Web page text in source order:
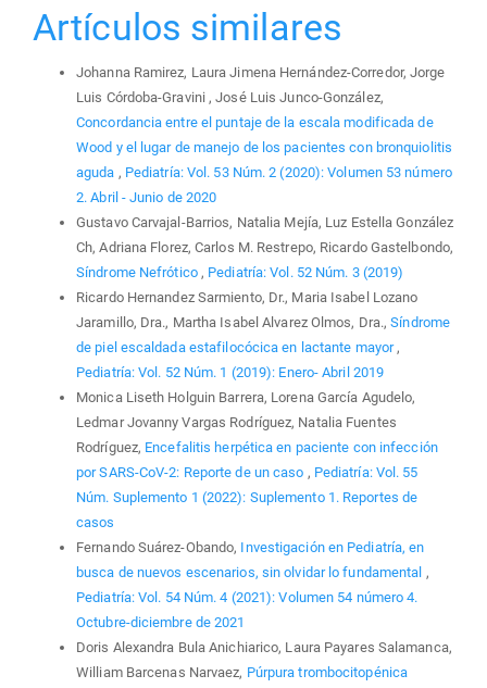
Artículos similares
Johanna Ramirez, Laura Jimena Hernández-Corredor, Jorge
Luis Córdoba-Gravini , José Luis Junco-González,
Concordancia entre el puntaje de la escala modificada de
Wood y el lugar de manejo de los pacientes con bronquiolitis
aguda , Pediatría: Vol. 53 Núm. 2 (2020): Volumen 53 número
2. Abril - Junio de 2020
Gustavo Carvajal-Barrios, Natalia Mejía, Luz Estella González
Ch, Adriana Florez, Carlos M. Restrepo, Ricardo Gastelbondo,
Síndrome Nefrótico , Pediatría: Vol. 52 Núm. 3 (2019)
Ricardo Hernandez Sarmiento, Dr., Maria Isabel Lozano
Jaramillo, Dra., Martha Isabel Alvarez Olmos, Dra.,Síndrome
de piel escaldada estafilocócica en lactante mayor,
Pediatría: Vol. 52 Núm. 1 (2019): Enero- Abril 2019
Monica Liseth Holguin Barrera, Lorena García Agudelo,
Ledmar Jovanny Vargas Rodríguez, Natalia Fuentes
Rodríguez, Encefalitis herpética en paciente con infección
por SARS-CoV-2: Reporte de un caso , Pediatría: Vol. 55
Núm. Suplemento 1 (2022): Suplemento 1. Reportes de
casos
Fernando Suárez-Obando, Investigación en Pediatría, en
busca de nuevos escenarios, sin olvidar lo fundamental ,
Pediatría: Vol. 54 Núm. 4 (2021): Volumen 54 número 4.
Octubre-diciembre de 2021
Doris Alexandra Bula Anichiarico, Laura Payares Salamanca,
William Barcenas Narvaez, Púrpura trombocitopénica